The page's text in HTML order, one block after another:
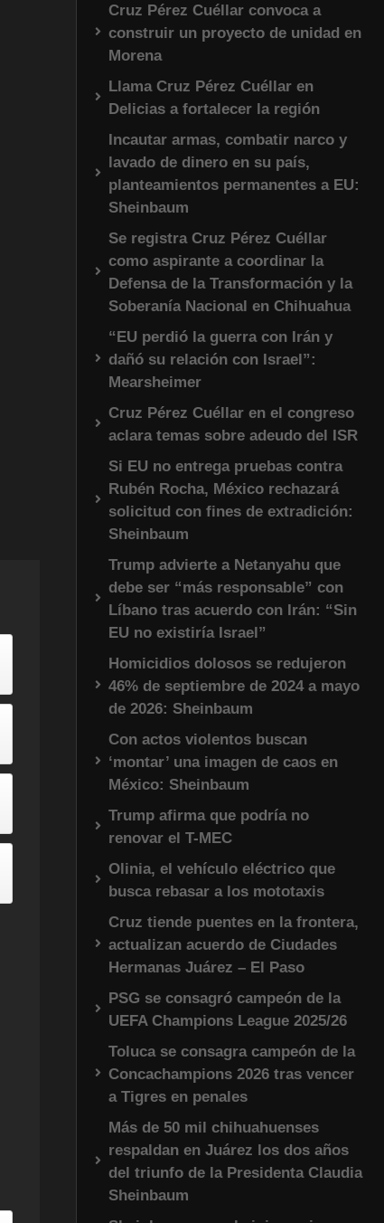
Cruz Pérez Cuéllar convoca a
construir un proyecto de unidad en
Morena
Llama Cruz Pérez Cuéllar en
Delicias a fortalecer la región
Incautar armas, combatir narco y
lavado de dinero en su país,
planteamientos permanentes a EU:
Sheinbaum
Se registra Cruz Pérez Cuéllar
como aspirante a coordinar la
Defensa de la Transformación y la
Soberanía Nacional en Chihuahua
“EU perdió la guerra con Irán y
dañó su relación con Israel”:
Mearsheimer
Cruz Pérez Cuéllar en el congreso
aclara temas sobre adeudo del ISR
Si EU no entrega pruebas contra
Rubén Rocha, México rechazará
solicitud con fines de extradición:
Sheinbaum
Trump advierte a Netanyahu que
debe ser “más responsable” con
Líbano tras acuerdo con Irán: “Sin
EU no existiría Israel”
Homicidios dolosos se redujeron
46% de septiembre de 2024 a mayo
de 2026: Sheinbaum
Con actos violentos buscan
‘montar’ una imagen de caos en
México: Sheinbaum
Trump afirma que podría no
renovar el T-MEC
Olinia, el vehículo eléctrico que
busca rebasar a los mototaxis
Cruz tiende puentes en la frontera,
actualizan acuerdo de Ciudades
Hermanas Juárez – El Paso
PSG se consagró campeón de la
UEFA Champions League 2025/26
Toluca se consagra campeón de la
Concachampions 2026 tras vencer
a Tigres en penales
Más de 50 mil chihuahuenses
respaldan en Juárez los dos años
del triunfo de la Presidenta Claudia
Sheinbaum